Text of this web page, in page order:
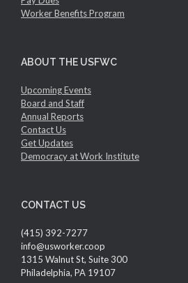
Worker Benefits Program
ABOUT THE USFWC
Upcoming Events
Board and Staff
Annual Reports
Contact Us
Get Updates
Democracy at Work Institute
CONTACT US
(415) 392-7277
info@usworker.coop
1315 Walnut St, Suite 300
Philadelphia, PA 19107